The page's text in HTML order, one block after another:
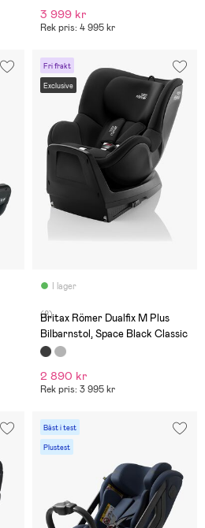
3 999 kr
Rek pris: 4 995 kr
Fri frakt
Exclusive
I lager
(8)
Britax Römer Dualfix M Plus
Bilbarnstol, Space Black Classic
2 890 kr
Rek pris: 3 995 kr
Bäst i test
Plustest